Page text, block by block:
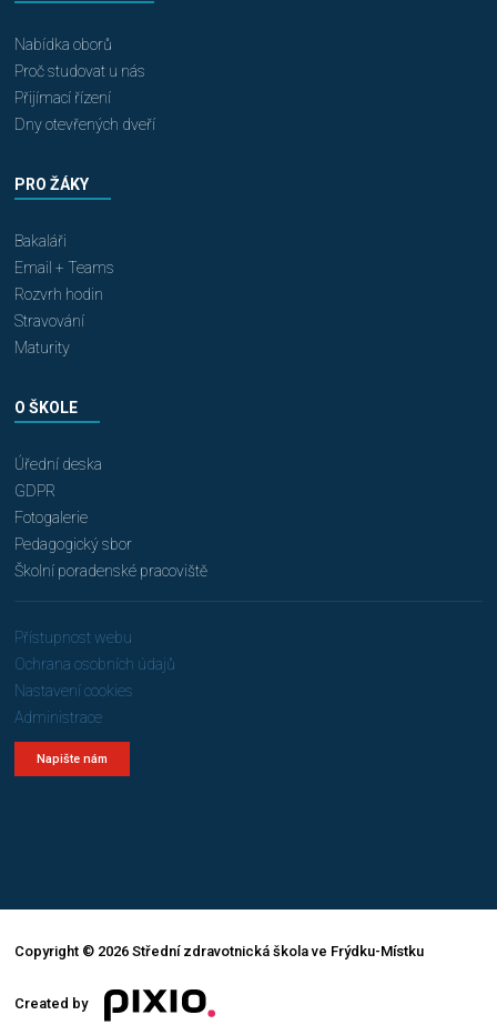
Nabídka oborů
Proč studovat u nás
Přijímací řízení
Dny otevřených dveří
PRO ŽÁKY
Bakaláři
Email + Teams
Rozvrh hodin
Stravování
Maturity
O ŠKOLE
Úřední deska
GDPR
Fotogalerie
Pedagogický sbor
Školní poradenské pracoviště
Přístupnost webu
Ochrana osobních údajů
Nastavení cookies
Administrace
Napište nám
Copyright © 2026 Střední zdravotnická škola ve Frýdku-Místku
Created by